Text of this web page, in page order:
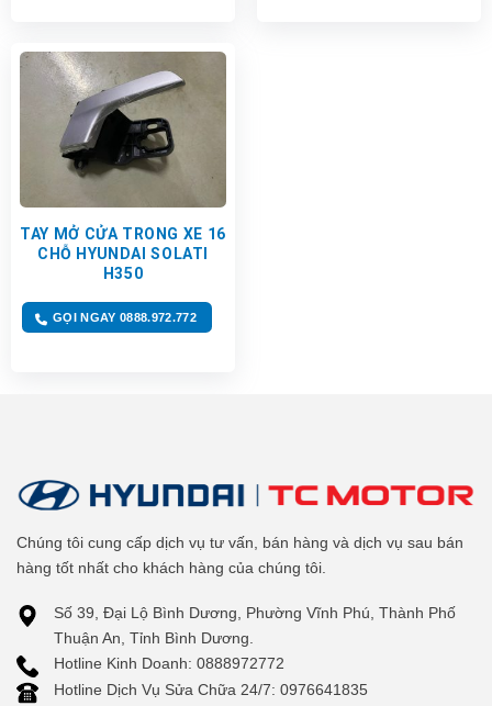
TAY MỞ CỬA TRONG XE 16
CHỖ HYUNDAI SOLATI
H350
GỌI NGAY 0888.972.772
Chúng tôi cung cấp dịch vụ tư vấn, bán hàng và dịch vụ sau bán
hàng tốt nhất cho khách hàng của chúng tôi.
Số 39, Đại Lộ Bình Dương, Phường Vĩnh Phú, Thành Phố
Thuận An, Tỉnh Bình Dương.
Hotline Kinh Doanh: 0888972772
Hotline Dịch Vụ Sửa Chữa 24/7: 0976641835